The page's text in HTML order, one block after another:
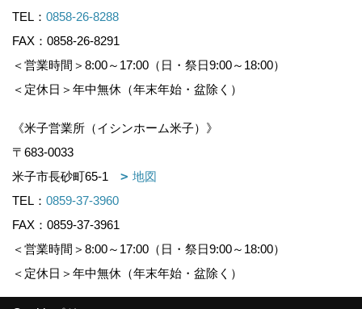
TEL： 0858-26-8288
FAX：0858-26-8291
＜営業時間＞8:00～17:00（日・祭日9:00～18:00）
＜定休日＞年中無休（年末年始・盆除く）
《米子営業所（イシンホーム米子）》
〒683-0033
米子市長砂町65-1
地図
TEL： 0859-37-3960
FAX：0859-37-3961
＜営業時間＞8:00～17:00（日・祭日9:00～18:00）
＜定休日＞年中無休（年末年始・盆除く）